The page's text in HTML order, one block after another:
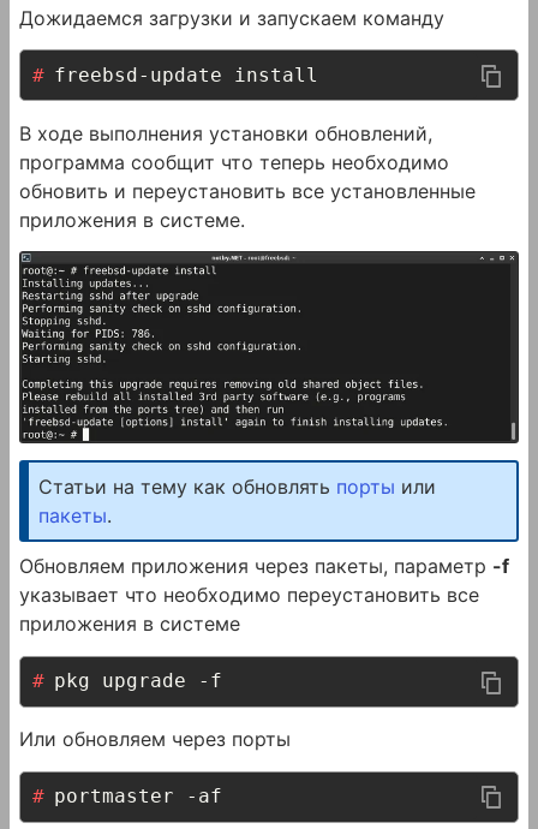
Дожидаемся загрузки и запускаем команду
freebsd-update install
В ходе выполнения установки обновлений,
программа сообщит что теперь необходимо
обновить и переустановить все установленные
приложения в системе.
Статьи на тему как обновлять порты или
пакеты.
Обновляем приложения через пакеты, параметр -f
указывает что необходимо переустановить все
приложения в системе
pkg upgrade -f
Или обновляем через порты
portmaster -af